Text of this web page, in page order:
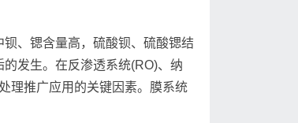
、锶含量高，硫酸钡、硫酸锶结
发生。在反渗透系统(RO)、纳
理推广应用的关键因素。膜系统